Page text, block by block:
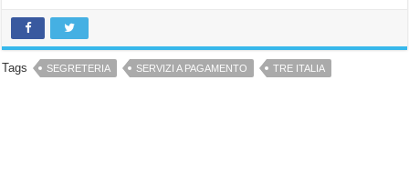
Tags SEGRETERIA SERVIZI A PAGAMENTO TRE ITALIA